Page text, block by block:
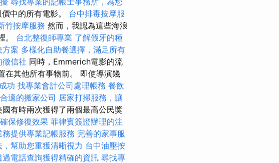
中的所有電影。 台中排毒按摩服
竹按摩服務 然而，我認為這些海浪
。 台北整復師專業 了解假牙的種
方案 多樣化自助餐選擇，滿足所有
徵信社 同時，Emmerich電影的流
在其他所有事物前。 即使導演幾
功 找專業會計公司處理帳務 餐飲
適的搬家公司 居家打掃服務，讓
有時兩次獲得了兩個最高公民獎
保修復效果 菲律賓簽證辦理的注
提供專業記帳服務 完善的家事服
幫助您重獲清晰視力 台中油壓按
過電話查詢獲得精確的資訊 尋找專